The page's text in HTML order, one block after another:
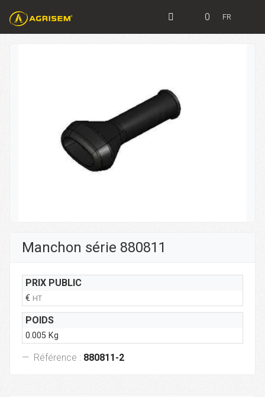
0 FR
Manchon série 880811
PRIX PUBLIC
€ HT
POIDS
0.005 Kg
Référence : 880811-2